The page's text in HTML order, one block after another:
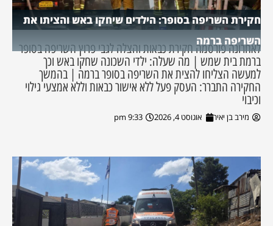
חקירת השריפה בסופר: הילדים שיחקו באש והציתו את
השריפה ברמה
לאחרונה פורסמה חקירת כבאות והצלה לגבי פרוץ השריפה בסופר
ברמת בית שמש | מה שעלה: ילדי השכונה שחקו באש וכך
למעשה הצליחו להצית את השריפה בסופר ברמה | בהמשך
החקירה התברר: העסק פעל ללא אישור כבאות וללא אמצעי גילוי
וכיבוי
מירב בן יאיר אוגוסט 4, 2026 9:33 pm